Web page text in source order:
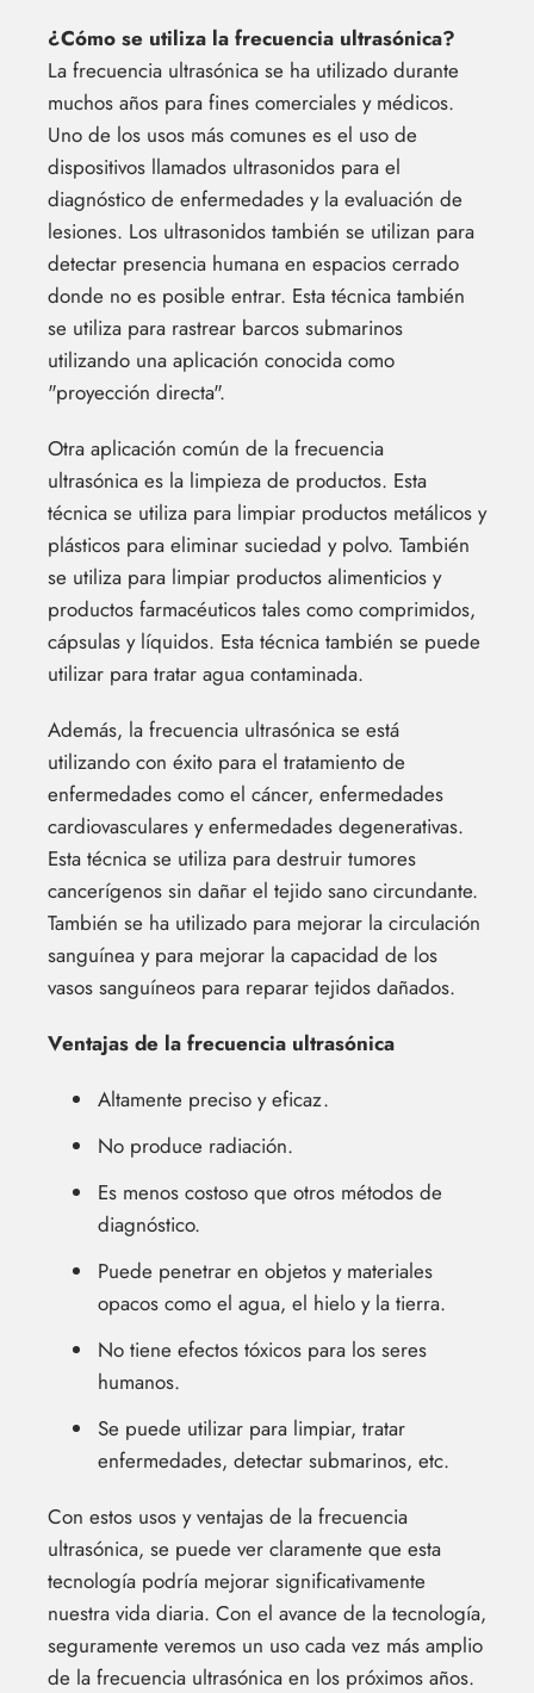
¿Cómo se utiliza la frecuencia ultrasónica?
La frecuencia ultrasónica se ha utilizado durante
muchos años para fines comerciales y médicos.
Uno de los usos más comunes es el uso de
dispositivos llamados ultrasonidos para el
diagnóstico de enfermedades y la evaluación de
lesiones. Los ultrasonidos también se utilizan para
detectar presencia humana en espacios cerrado
donde no es posible entrar. Esta técnica también
se utiliza para rastrear barcos submarinos
utilizando una aplicación conocida como
"proyección directa".
Otra aplicación común de la frecuencia
ultrasónica es la limpieza de productos. Esta
técnica se utiliza para limpiar productos metálicos y
plásticos para eliminar suciedad y polvo. También
se utiliza para limpiar productos alimenticios y
productos farmacéuticos tales como comprimidos,
cápsulas y líquidos. Esta técnica también se puede
utilizar para tratar agua contaminada.
Además, la frecuencia ultrasónica se está
utilizando con éxito para el tratamiento de
enfermedades como el cáncer, enfermedades
cardiovasculares y enfermedades degenerativas.
Esta técnica se utiliza para destruir tumores
cancerígenos sin dañar el tejido sano circundante.
También se ha utilizado para mejorar la circulación
sanguínea y para mejorar la capacidad de los
vasos sanguíneos para reparar tejidos dañados.
Ventajas de la frecuencia ultrasónica
Altamente preciso y eficaz.
No produce radiación.
Es menos costoso que otros métodos de
diagnóstico.
Puede penetrar en objetos y materiales
opacos como el agua, el hielo y la tierra.
No tiene efectos tóxicos para los seres
humanos.
Se puede utilizar para limpiar, tratar
enfermedades, detectar submarinos, etc.
Con estos usos y ventajas de la frecuencia
ultrasónica, se puede ver claramente que esta
tecnología podría mejorar significativamente
nuestra vida diaria. Con el avance de la tecnología,
seguramente veremos un uso cada vez más amplio
de la frecuencia ultrasónica en los próximos años.